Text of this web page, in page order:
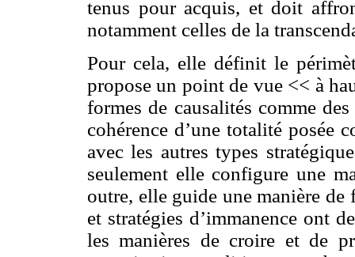
tenus pour acquis, et doit
notamment celles de la
Pour cela, elle définit le
propose un point de vue << à
formes de causalités comme
cohérence d’une totalité posée
avec les autres types
seulement elle configure une
outre, elle guide une manière de
et stratégies d’immanence ont
les manières de croire et de